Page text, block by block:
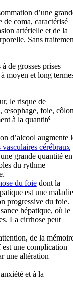
d’une
de coma, caractérisé
artérielle et de la
Sans
de grosses prises
moyen et long
le risque de
œsophage, foie,
à la quantité
d’alcool augmente
vasculaires cérébraux
grande quantité en
du rythme
du foiedont la
est une maladie
progressive du foie.
hépatique, où le
La cirrhose peut
de la
une complication
une altération
et à la